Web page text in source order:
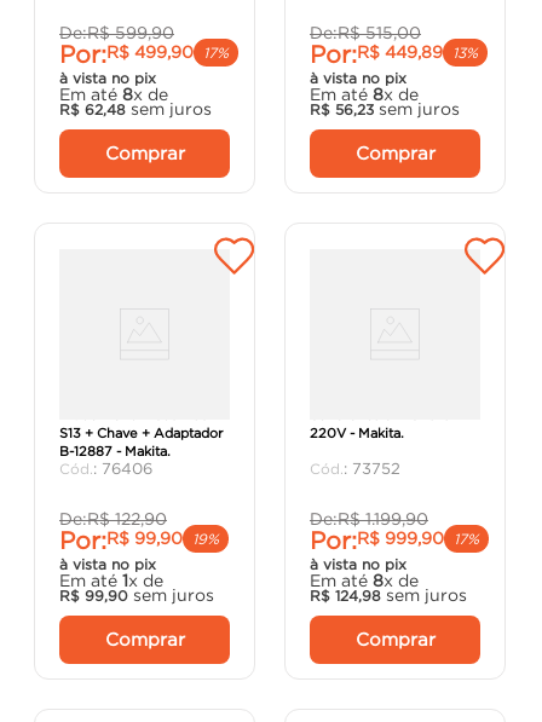
De:R$ 599,90
Por:R$ 499,90
17%
à vista no pix
Em até 8x de
R$ 62,48 sem juros
Comprar
De:R$ 515,00
Por:R$ 449,89
13%
à vista no pix
Em até 8x de
R$ 56,23 sem juros
Comprar
S13 + Chave + Adaptador
B-12887 - Makita.
: 76406
De:R$ 122,90
Por:R$ 99,90
19%
à vista no pix
Em até 1x de
R$ 99,90 sem juros
Comprar
220V - Makita.
: 73752
De:R$ 1.199,90
Por:R$ 999,90
17%
à vista no pix
Em até 8x de
R$ 124,98 sem juros
Comprar